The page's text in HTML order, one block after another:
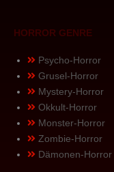
HORROR GENRE
Psycho-Horror
Grusel-Horror
Mystery-Horror
Okkult-Horror
Monster-Horror
Zombie-Horror
Dämonen-Horror